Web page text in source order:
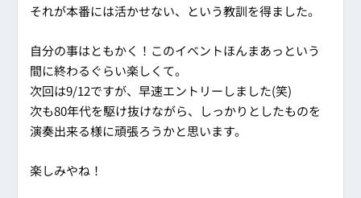
それが本番には活かせない、という教訓を得ました。
自分の事はともかく！このイベントほんまあっという
間に終わるぐらい楽しくて。
次回は9/12ですが、早速エントリーしました(笑)
次も80年代を駆け抜けながら、しっかりとしたものを
演奏出来る様に頑張ろうかと思います。
楽しみやね！